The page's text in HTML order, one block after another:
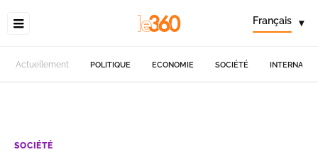
Français ▾
Actuellement POLITIQUE ECONOMIE SOCIÉTÉ
SOCIÉTÉ